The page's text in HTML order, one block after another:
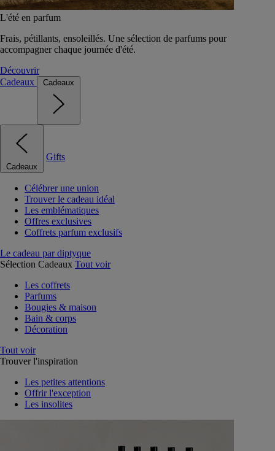
L'été en parfum
Frais, pétillants, ensoleillés. Une sélection de parfums pour
accompagner chaque journée d'été.
Découvrir
Cadeaux
Cadeaux
Cadeaux
Gifts
Célébrer une union
Trouver le cadeau idéal
Les emblématiques
Offres exclusives
Coffrets parfum exclusifs
Le cadeau par diptyque
Sélection Cadeaux Tout voir
Les coffrets
Parfums
Bougies & maison
Bain & corps
Décoration
Tout voir
Trouver l'inspiration
Les petites attentions
Offrir l'exception
Les insolites